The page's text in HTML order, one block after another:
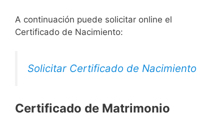
A continuación puede solicitar online el
Certificado de Nacimiento:
Solicitar Certificado de Nacimiento
Certificado de Matrimonio